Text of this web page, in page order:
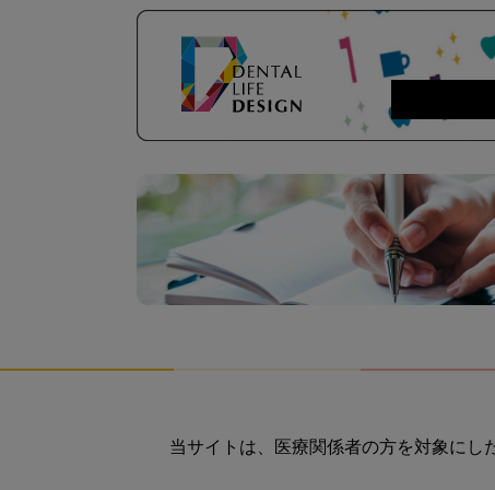
当サイトは、医療関係者の方を対象に